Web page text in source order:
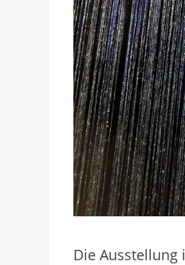
Die Ausstellung